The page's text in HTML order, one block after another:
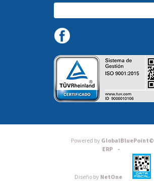
Powered byGlobalBluePoint©
ERP -
Diseño byNetOne